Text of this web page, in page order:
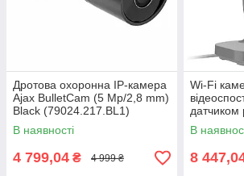
Дротова охоронна IP-камера
Ajax BulletCam (5 Mp/2,8 mm)
Black (79024.217.BL1)
В наявності
4 799,04 ₴ 4 999 ₴
Wi-Fi
датчиком
ШІ Ajax
В
8